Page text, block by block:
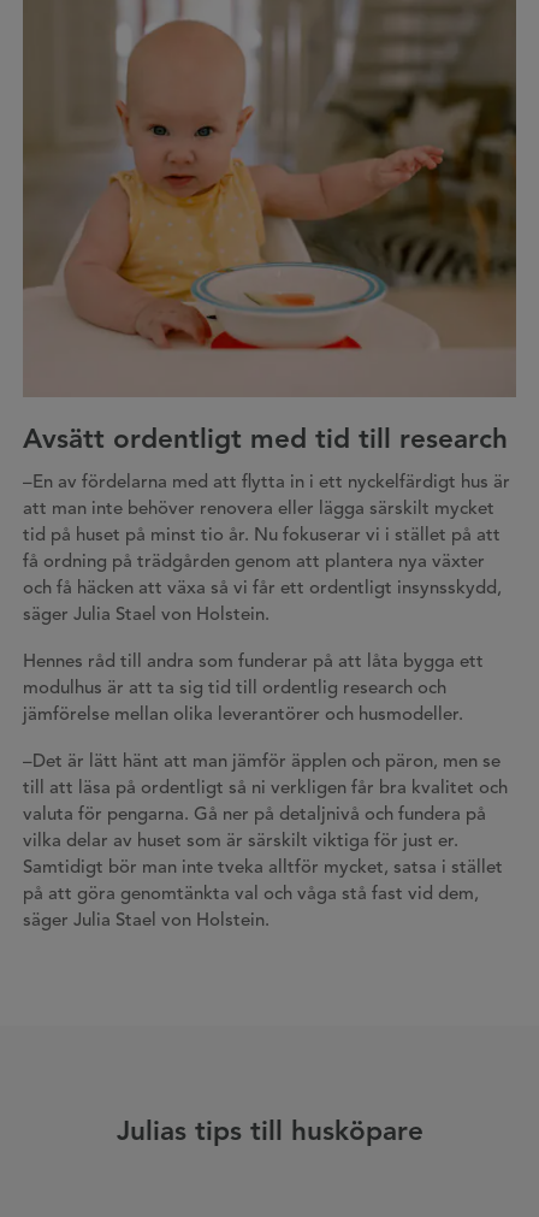
Avsätt ordentligt med tid till research
–En av fördelarna med att flytta in i ett nyckelfärdigt hus är
att man inte behöver renovera eller lägga särskilt mycket
tid på huset på minst tio år. Nu fokuserar vi i stället på att
få ordning på trädgården genom att plantera nya växter
och få häcken att växa så vi får ett ordentligt insynsskydd,
säger Julia Stael von Holstein.
Hennes råd till andra som funderar på att låta bygga ett
modulhus är att ta sig tid till ordentlig research och
jämförelse mellan olika leverantörer och husmodeller.
–Det är lätt hänt att man jämför äpplen och päron, men se
till att läsa på ordentligt så ni verkligen får bra kvalitet och
valuta för pengarna. Gå ner på detaljnivå och fundera på
vilka delar av huset som är särskilt viktiga för just er.
Samtidigt bör man inte tveka alltför mycket, satsa i stället
på att göra genomtänkta val och våga stå fast vid dem,
säger Julia Stael von Holstein.
Julias tips till husköpare